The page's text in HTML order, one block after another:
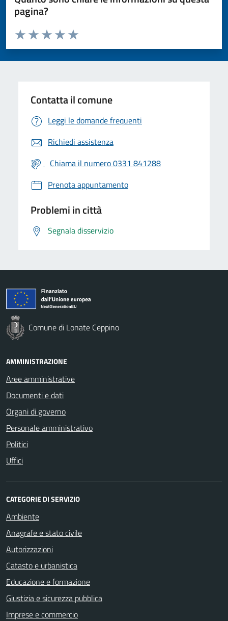
pagina?
Valuta da 1 a 5 stelle la pagina
Valuta 5 stelle su 5
Valuta 4 stelle su 5
Valuta 3 stelle su 5
Valuta 2 stelle su 5
Valuta 1 stelle su 5
Contatta il comune
Leggi le domande frequenti
Richiedi assistenza
Chiama il numero 0331 841288
Prenota appuntamento
Problemi in città
Segnala disservizio
Comune di Lonate Ceppino
AMMINISTRAZIONE
Aree amministrative
Documenti e dati
Organi di governo
Personale amministrativo
Politici
Uffici
CATEGORIE DI SERVIZIO
Ambiente
Anagrafe e stato civile
Autorizzazioni
Catasto e urbanistica
Educazione e formazione
Giustizia e sicurezza pubblica
Imprese e commercio